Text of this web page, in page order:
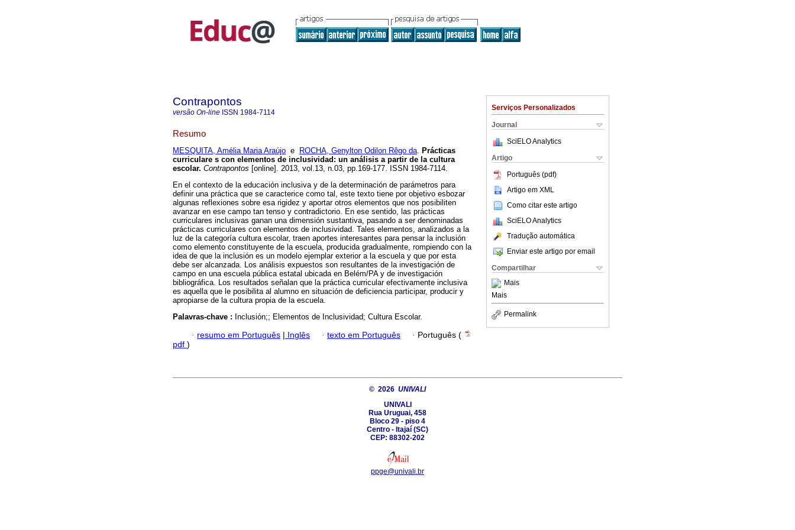
Serviços Personalizados
Journal
SciELO Analytics
Artigo
Português (pdf)
Artigo em XML
Como citar este artigo
SciELO Analytics
Tradução automática
Enviar este artigo por email
Compartilhar
Mais
Mais
Permalink
Contrapontos
versão On-line ISSN 1984-7114
Resumo
MESQUITA, Amélia Maria Araújo e ROCHA, Genylton Odilon Rêgo da. Prácticas
curriculare s con elementos de inclusividad: un análisis a partir de la cultura
escolar. Contrapontos [online]. 2013, vol.13, n.03, pp.169-177. ISSN 1984-7114.
En el contexto de la educación inclusiva y de la determinación de parámetros para
definir una práctica que se caracterice como tal, este texto tiene por objetivo esbozar
algunas reflexiones sobre esa rigidez y aportar otros elementos que nos posibiliten
avanzar en ese campo tan tenso y contradictorio. En ese sentido, las prácticas
curriculares inclusivas ganan una dimensión sustantiva, pasando a ser denominadas
prácticas curriculares con elementos de inclusividad. Tales elementos, analizados a la
luz de la categoría cultura escolar, traen aportes interesantes para pensar la inclusión
como elemento constituyente de la escuela, producida gradualmente, rompiendo con la
idea de que la inclusión es un modelo ejemplar exterior a la escuela y que por esta
debe ser alcanzada. Los análisis expuestos son resultantes de la investigación de
campo en una escuela pública estatal ubicada en Belém/PA y de investigación
bibliográfica. Los resultados señalan que la práctica curricular efectivamente inclusiva
es aquella que le posibilita al alumno en situación de deficiencia participar, producir y
apropiarse de la cultura propia de la escuela.
Palavras-chave : Inclusión;; Elementos de Inclusividad; Cultura Escolar.
· resumo em Português | Inglês · texto em Português · Português (
pdf )
© 2026 UNIVALI
UNIVALI
Rua Uruguai, 458
Bloco 29 - piso 4
Centro - Itajaí­ (SC)
CEP: 88302-202
ppge@univali.br